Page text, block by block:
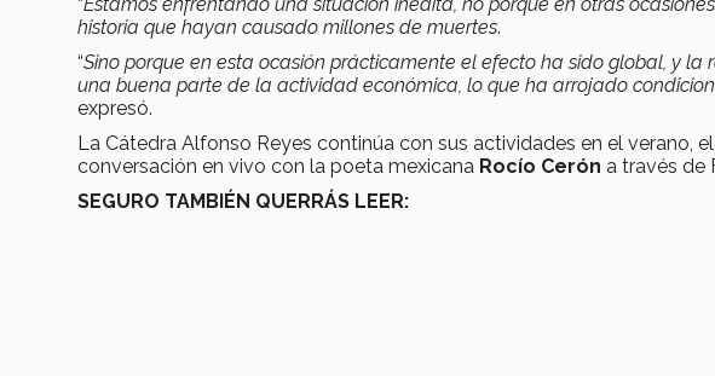
historia que hayan causado millones de muertes.
“Sino porque en esta ocasión prácticamente el efecto ha sido global, y
una buena parte de la actividad económica, lo que ha arrojado
expresó.
La Cátedra Alfonso Reyes continúa con sus actividades en el verano,
conversación en vivo con la poeta mexicana Rocío Cerón a través de
SEGURO TAMBIÉN QUERRÁS LEER: